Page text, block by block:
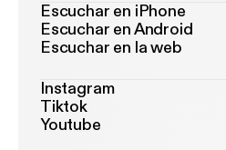
Escuchar en iPhone
Escuchar en Android
Escuchar en la web
Instagram
Tiktok
Youtube